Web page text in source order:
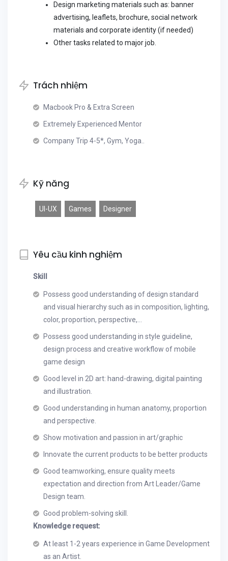
Design marketing materials such as: banner
advertising, leaflets, brochure, social network
materials and corporate identity (if needed)
Other tasks related to major job.
Trách nhiệm
Macbook Pro & Extra Screen
Extremely Experienced Mentor
Company Trip 4-5*, Gym, Yoga..
Kỹ năng
UI-UX Games Designer
Yêu cầu kinh nghiệm
Skill
Possess good understanding of design standard
and visual hierarchy such as in composition, lighting,
color, proportion, perspective,…
Possess good understanding in style guideline,
design process and creative workflow of mobile
game design
Good level in 2D art: hand-drawing, digital painting
and illustration.
Good understanding in human anatomy, proportion
and perspective.
Show motivation and passion in art/graphic
Innovate the current products to be better products
Good teamworking, ensure quality meets
expectation and direction from Art Leader/Game
Design team.
Good problem-solving skill.
Knowledge request:
At least 1-2 years experience in Game Development
as an Artist.